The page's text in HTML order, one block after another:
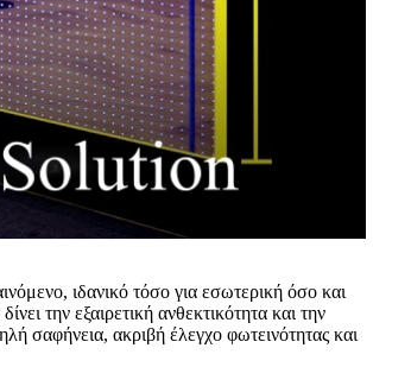
ιδανικό τόσο για εσωτερική όσο και
την εξαιρετική ανθεκτικότητα και την
σαφήνεια, ακριβή έλεγχο φωτεινότητας και